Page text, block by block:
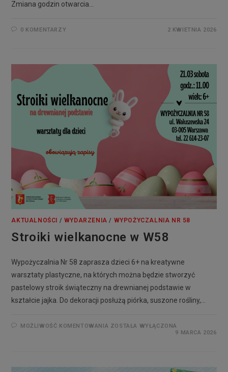
Zmiana godzin otwarcia…
0 KOMENTARZY 2 KWIETNIA 2026
AKTUALNOŚCI / WYDARZENIA / WYPOŻYCZALNIA NR 58
Stroiki wielkanocne w W58
Wypożyczalnia Nr 58 zaprasza dzieci 6+ na kreatywne
warsztaty plastyczne, na których można będzie stworzyć
pastelowy stroik świąteczny na drewnianej podstawie w
kształcie jajka. Do dekoracji posłużą piórka, suszone rośliny,…
MOŻLIWOŚĆ KOMENTOWANIA ZOSTAŁA WYŁĄCZONA
9 MARCA 2026